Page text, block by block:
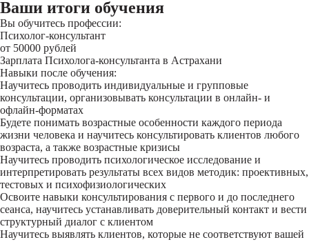
Ваши итоги обучения
Вы обучитесь профессии:
Психолог-консультант
от 50000 рублей
Зарплата Психолога-консультанта в Астрахани
Навыки после обучения:
Научитесь проводить индивидуальные и групповые
консультации, организовывать консультации в онлайн- и
офлайн-форматах
Будете понимать возрастные особенности каждого периода
жизни человека и научитесь консультировать клиентов любого
возраста, а также возрастные кризисы
Научитесь проводить психологическое исследование и
интерпретировать результаты всех видов методик: проективных,
тестовых и психофизиологических
Освоите навыки консультирования с первого и до последнего
сеанса, научитесь устанавливать доверительный контакт и вести
структурный диалог с клиентом
Научитесь выявлять клиентов, которые не соответствуют вашей